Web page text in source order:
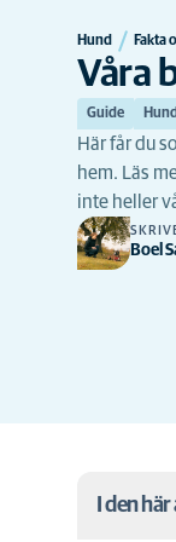
Hund Fakta
Våra
Guide Hund
Här får du
hem. Läs
inte heller
Boel
I den